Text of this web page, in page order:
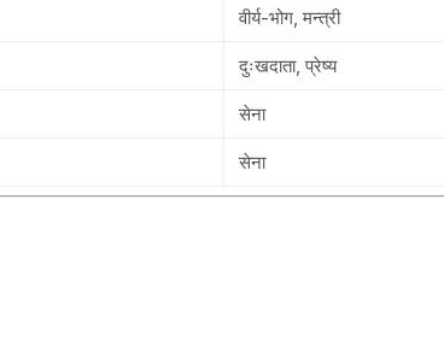
वीर्य-भोग, मन्त्री
दुःखदाता, प्रेष्य
सेना
सेना